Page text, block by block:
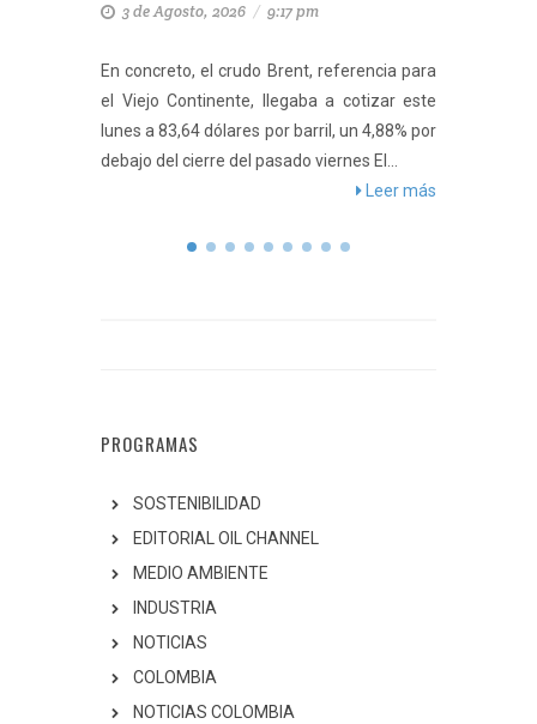
Brent, referencia para
llegaba a cotizar este
por barril, un 4,88% por
pasado viernes El...
27 de Julio, 2026
Los precios del petróleo se
ante un renovado optimismo en
pausa en la nueva fase de la guerra
Los precios del petróleo se...
PROGRAMAS
SOSTENIBILIDAD
EDITORIAL OIL CHANNEL
MEDIO AMBIENTE
INDUSTRIA
NOTICIAS
COLOMBIA
NOTICIAS COLOMBIA